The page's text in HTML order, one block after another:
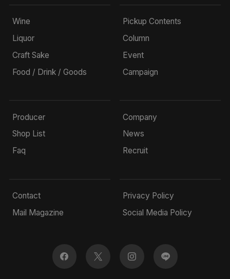
Wine
Liquor
Craft Sake
Food / Drink / Goods
Pickup Contents
Column
Event
Campaign
Producer
Shop List
Faq
Company
News
Recruit
Contact
Mail Magazine
Privacy Policy
Social Media Policy